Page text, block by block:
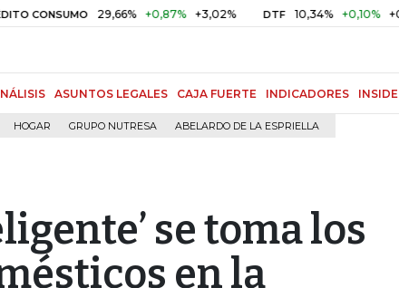
29,66% +0,87% +3,02% DTF 10,34% +0,10% +0,98%
ASUNTOS LEGALES CAJA FUERTE INDICADORES INSIDE
HOGAR GRUPO NUTRESA ABELARDO DE LA ESPRIELLA
se toma los
en la